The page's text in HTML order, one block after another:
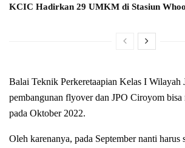
KCIC Hadirkan 29 UMKM di Stasiun
Balai Teknik Perkeretaapian Kelas I Wilayah
pembangunan flyover dan JPO Ciroyom
pada Oktober 2022.
Oleh karenanya, pada September nanti harus